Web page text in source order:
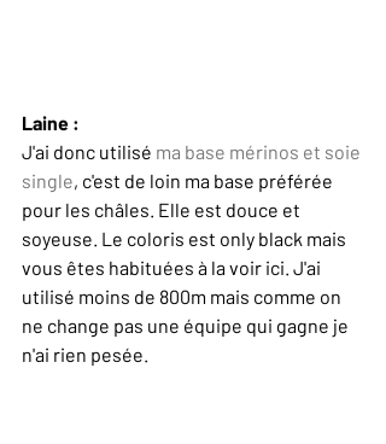
Laine :
J'ai donc utilisé ma base mérinos et soie
single, c'est de loin ma base préférée
pour les châles. Elle est douce et
soyeuse. Le coloris est only black mais
vous êtes habituées à la voir ici. J'ai
utilisé moins de 800m mais comme on
ne change pas une équipe qui gagne je
n'ai rien pesée.